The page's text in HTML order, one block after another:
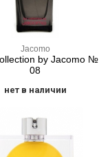
Jacomo
by Jacomo №
08
нет в наличии